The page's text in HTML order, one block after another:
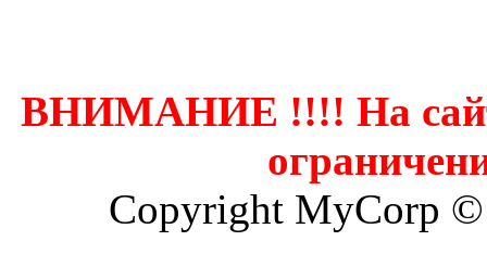
ВНИМАНИЕ !!!! На
Copyright MyCorp